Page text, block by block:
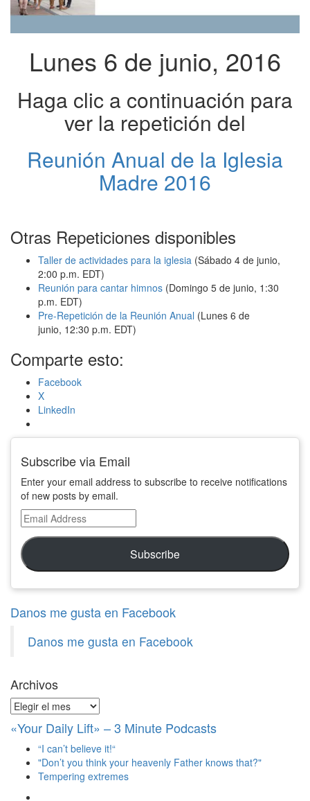
Lunes 6 de junio, 2016
Haga clic a continuación para
ver la repetición del
Reunión Anual de la Iglesia
Madre 2016
Otras Repeticiones disponibles
Taller de actividades para la iglesia (Sábado 4 de junio,
2:00 p.m. EDT)
Reunión para cantar himnos (Domingo 5 de junio, 1:30
p.m. EDT)
Pre-Repetición de la Reunión Anual (Lunes 6 de
junio, 12:30 p.m. EDT)
Comparte esto:
Facebook
X
LinkedIn
Subscribe via Email
Enter your email address to subscribe to receive notifications
of new posts by email.
Email
Address
Subscribe
Danos me gusta en Facebook
Danos me gusta en Facebook
Archivos
Archivos
«Your Daily Lift» – 3 Minute Podcasts
“I can’t believe it!“
"Don’t you think your heavenly Father knows that?"
Tempering extremes